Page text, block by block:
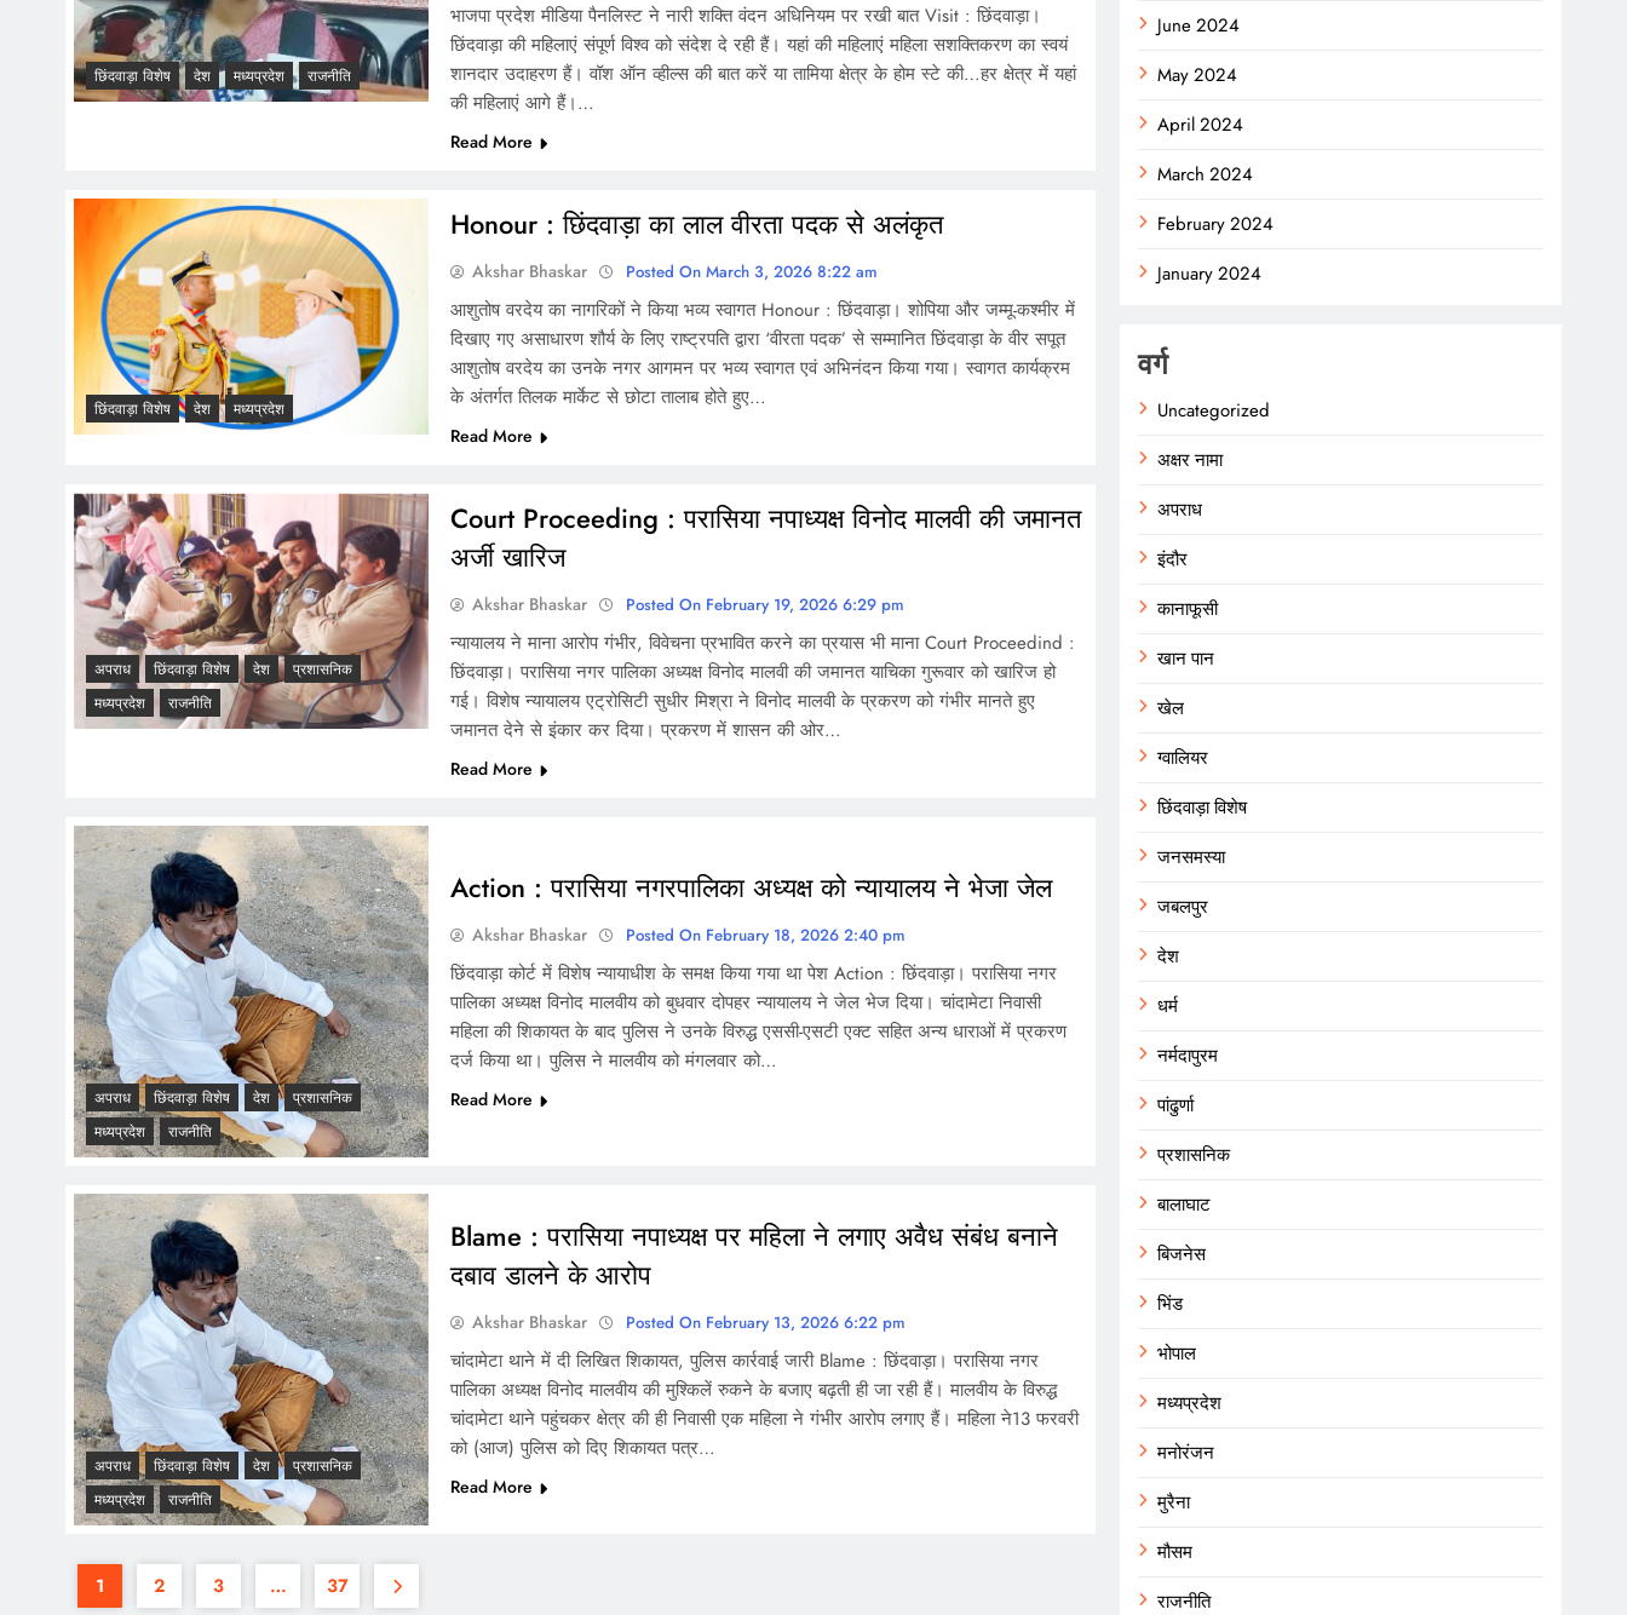
छिंदवाड़ा विशेष देश मध्यप्रदेश राजनीति
भाजपा प्रदेश मीडिया पैनलिस्ट ने नारी शक्ति वंदन अधिनियम पर रखी बात Visit : छिंदवाड़ा।
छिंदवाड़ा की महिलाएं संपूर्ण विश्व को संदेश दे रही हैं। यहां की महिलाएं महिला सशक्तिकरण का स्वयं
शानदार उदाहरण हैं। वॉश ऑन व्हील्स की बात करें या तामिया क्षेत्र के होम स्टे की…हर क्षेत्र में यहां
की महिलाएं आगे हैं।…
Read More
छिंदवाड़ा विशेष देश मध्यप्रदेश
Honour : छिंदवाड़ा का लाल वीरता पदक से अलंकृत
Akshar Bhaskar Posted On March 3, 2026 8:22 am
आशुतोष वरदेय का नागरिकों ने किया भव्य स्वागत Honour : छिंदवाड़ा। शोपिया और जम्मू-कश्मीर में
दिखाए गए असाधारण शौर्य के लिए राष्ट्रपति द्वारा ‘वीरता पदक’ से सम्मानित छिंदवाड़ा के वीर सपूत
आशुतोष वरदेय का उनके नगर आगमन पर भव्य स्वागत एवं अभिनंदन किया गया। स्वागत कार्यक्रम
के अंतर्गत तिलक मार्केट से छोटा तालाब होते हुए…
Read More
अपराध छिंदवाड़ा विशेष देश
प्रशासनिक
मध्यप्रदेश
राजनीति
Court Proceeding : परासिया नपाध्यक्ष विनोद मालवी की जमानत
अर्जी खारिज
Akshar Bhaskar Posted On February 19, 2026 6:29 pm
न्यायालय ने माना आरोप गंभीर, विवेचना प्रभावित करने का प्रयास भी माना Court Proceedind :
छिंदवाड़ा। परासिया नगर पालिका अध्यक्ष विनोद मालवी की जमानत याचिका गुरूवार को खारिज हो
गई। विशेष न्यायालय एट्रोसिटी सुधीर मिश्रा ने विनोद मालवी के प्रकरण को गंभीर मानते हुए
जमानत देने से इंकार कर दिया। प्रकरण में शासन की ओर…
Read More
अपराध छिंदवाड़ा विशेष देश
प्रशासनिक
मध्यप्रदेश
राजनीति
Action : परासिया नगरपालिका अध्यक्ष को न्यायालय ने भेजा जेल
Akshar Bhaskar Posted On February 18, 2026 2:40 pm
छिंदवाड़ा कोर्ट में विशेष न्यायाधीश के समक्ष किया गया था पेश Action : छिंदवाड़ा। परासिया नगर
पालिका अध्यक्ष विनोद मालवीय को बुधवार दोपहर न्यायालय ने जेल भेज दिया। चांदामेटा निवासी
महिला की शिकायत के बाद पुलिस ने उनके विरुद्ध एससी-एसटी एक्ट सहित अन्य धाराओं में प्रकरण
दर्ज किया था। पुलिस ने मालवीय को मंगलवार को…
Read More
अपराध छिंदवाड़ा विशेष देश
प्रशासनिक
मध्यप्रदेश
राजनीति
Blame : परासिया नपाध्यक्ष पर महिला ने लगाए अवैध संबंध बनाने
दबाव डालने के आरोप
Akshar Bhaskar Posted On February 13, 2026 6:22 pm
चांदामेटा थाने में दी लिखित शिकायत, पुलिस कार्रवाई जारी Blame : छिंदवाड़ा। परासिया नगर
पालिका अध्यक्ष विनोद मालवीय की मुश्किलें रुकने के बजाए बढ़ती ही जा रही हैं। मालवीय के विरुद्ध
चांदामेटा थाने पहुंचकर क्षेत्र की ही निवासी एक महिला ने गंभीर आरोप लगाए हैं। महिला ने13 फरवरी
को (आज) पुलिस को दिए शिकायत पत्र…
Read More
1 2 3 … 37
June 2024
May 2024
April 2024
March 2024
February 2024
January 2024
वर्ग
Uncategorized
अक्षर नामा
अपराध
इंदौर
कानाफूसी
खान पान
खेल
ग्वालियर
छिंदवाड़ा विशेष
जनसमस्या
जबलपुर
देश
धर्म
नर्मदापुरम
पांढुर्णा
प्रशासनिक
बालाघाट
बिजनेस
भिंड
भोपाल
मध्यप्रदेश
मनोरंजन
मुरैना
मौसम
राजनीति